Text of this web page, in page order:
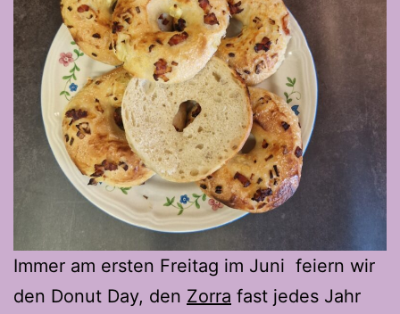
Immer am ersten Freitag im Juni feiern wir
den Donut Day, den Zorra fast jedes Jahr